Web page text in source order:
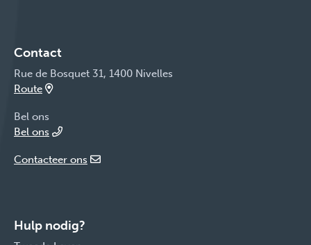
Contact
Rue de Bosquet 31, 1400 Nivelles
Route
Bel ons
Bel ons
Contacteer ons
Hulp nodig?